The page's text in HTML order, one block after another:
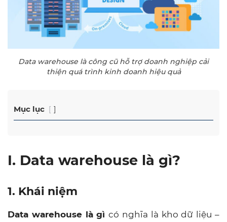
Data warehouse là công cũ hỗ trợ doanh nghiệp cải
thiện quá trình kinh doanh hiệu quả
Mục lục
I. Data warehouse là gì?
1. Khái niệm
Data warehouse là gìcó nghĩa là kho dữ liệu –